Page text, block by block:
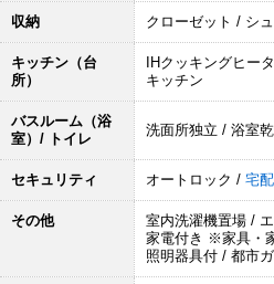
収納 クローゼット / シ
キッチン（台
所）
IHクッキングヒー
キッチン
バスルーム（浴
室）/ トイレ
洗面所独立 / 浴室
セキュリティ オートロック / 宅
その他
室内洗濯機置場 /
家電付き ※家具・
照明器具付 / 都市